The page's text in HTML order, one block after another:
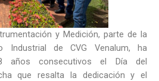
y Medición, parte de la
Industrial de CVG Venalum, ha
años consecutivos el Día del
que resalta la dedicación y el